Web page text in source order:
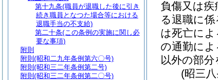
負傷又は疾
る退職に
は死亡に
の通勤に
以外の部
(昭三
第十九条(職員が退職した後に引き
続き職員となつた場合等における
退職手当の不支給)
第二十条(この条例の実施に関し必
要な事項)
附則
附則 (昭和二九年条例第六〇号)
附則 (昭和三二年条例第二号)
附則 (昭和三二年条例第二〇号)